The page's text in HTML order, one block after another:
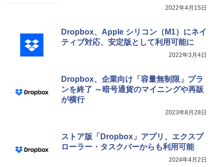
2022年4月15日
Dropbox、Apple シリコン（M1）にネイ
ティブ対応、安定版として利用可能に
2022年3月4日
Dropbox、企業向け「容量無制限」プラ
ンを終了 ～暗号通貨のマイニングや再販
が横行
2023年8月28日
ストア版「Dropbox」アプリ、エクスプ
ローラー・タスクバーからも利用可能
2024年4月2日